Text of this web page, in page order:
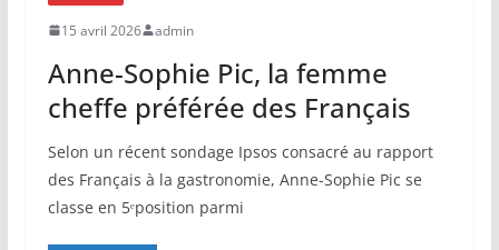
15 avril 2026 admin
Anne-Sophie Pic, la femme
cheffe préférée des Français
Selon un récent sondage Ipsos consacré au rapport
des Français à la gastronomie, Anne-Sophie Pic se
classe en 5ᵉposition parmi